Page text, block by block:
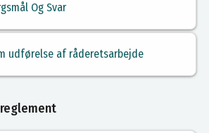
Og Svar
udførelse af råderetsarbejde